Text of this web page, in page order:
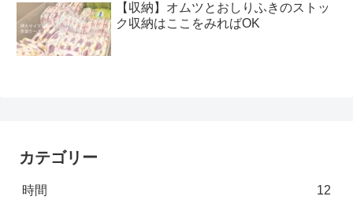
【収納】オムツとおしりふきのストッ
ク収納はここをみればOK
カテゴリー
時間 12